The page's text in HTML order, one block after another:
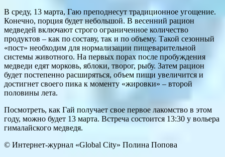
В среду, 13 марта, Гаю преподнесут традиционное угощение.
Конечно, порция будет небольшой. В весенний рацион
медведей включают строго ограниченное количество
продуктов – как по составу, так и по объему. Такой сезонный
«пост» необходим для нормализации пищеварительной
системы животного. На первых порах после пробуждения
медведи едят морковь, яблоки, творог, рыбу. Затем рацион
будет постепенно расширяться, объем пищи увеличится и
достигнет своего пика к моменту «жировки» – второй
половины лета.
Посмотреть, как Гай получает свое первое лакомство в этом
году, можно будет 13 марта. Встреча состоится 13:30 у вольера
гималайского медведя.
© Интернет-журнал «Global City» Полина Попова